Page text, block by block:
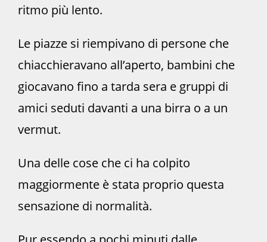
ritmo più lento.
Le piazze si riempivano di persone che
chiacchieravano all’aperto, bambini che
giocavano fino a tarda sera e gruppi di
amici seduti davanti a una birra o a un
vermut.
Una delle cose che ci ha colpito
maggiormente è stata proprio questa
sensazione di normalità.